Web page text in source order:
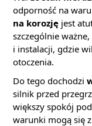
odporność na
na korozję jest
szczególnie
i instalacji, gdzie
otoczenia.
Do tego dochodzi
silnik przed
większy spokój
warunki mogą się